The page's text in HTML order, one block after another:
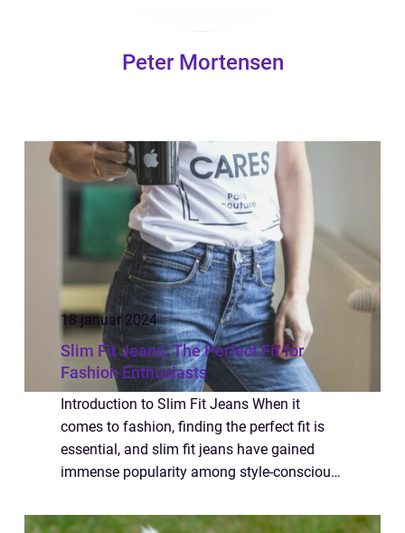
Peter Mortensen
18 januar 2024
Slim Fit Jeans: The Perfect Fit for
Fashion Enthusiasts
Introduction to Slim Fit Jeans When it
comes to fashion, finding the perfect fit is
essential, and slim fit jeans have gained
immense popularity among style-conscious
modern look, hugging the body in all t...